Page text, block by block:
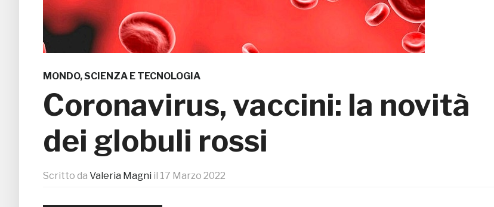
MONDO,SCIENZA E TECNOLOGIA
Coronavirus, vaccini: la novità
dei globuli rossi
Scritto da Valeria Magni il 17 Marzo 2022